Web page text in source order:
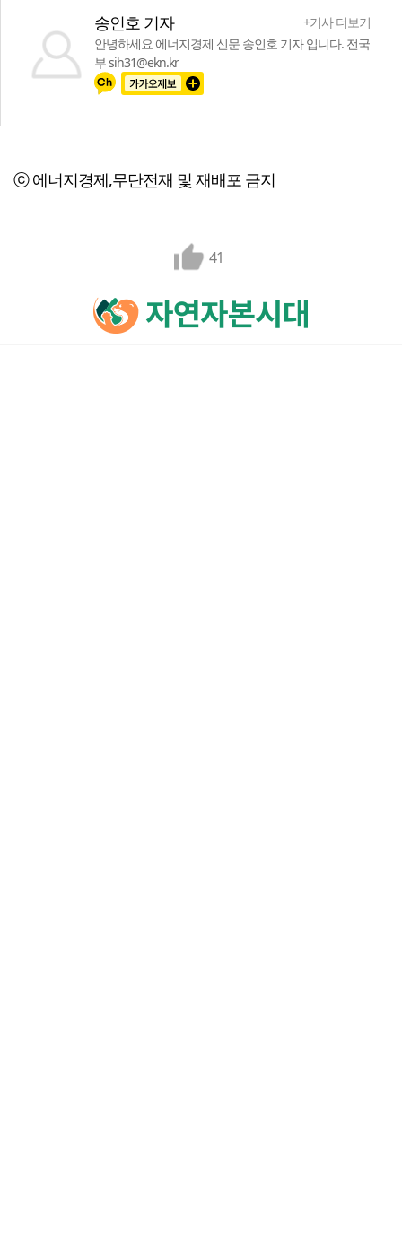
송인호 기자
+기사 더보기
안녕하세요 에너지경제 신문 송인호 기자 입니다. 전국
부 sih31@ekn.kr
ⓒ 에너지경제,무단전재 및 재배포 금지
41